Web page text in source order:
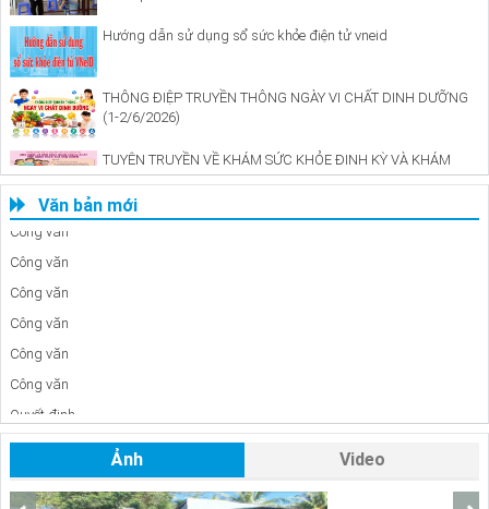
(1-2/6/2026)
SÀNG LỌC MIỄN PHÍ CHO NGƯỜI DÂN
Văn bản mới
Công văn
Công văn
Công văn
Công văn
Công văn
Công văn
Quyết định
Công văn
Công văn
Ảnh Video